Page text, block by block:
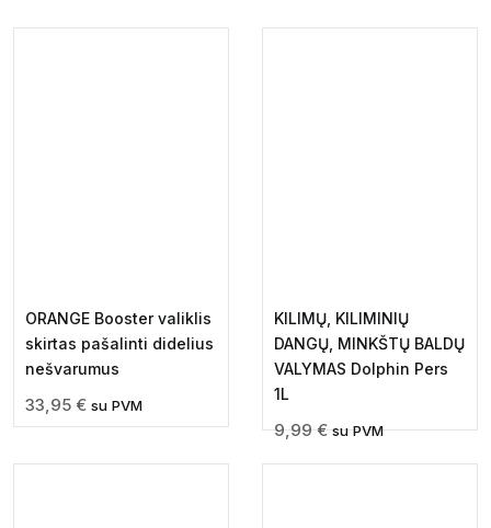
ORANGE Booster valiklis
skirtas pašalinti didelius
nešvarumus
33,95 € su PVM
KILIMŲ, KILIMINIŲ
DANGŲ, MINKŠTŲ BALDŲ
VALYMAS Dolphin Pers
1L
9,99€ su PVM